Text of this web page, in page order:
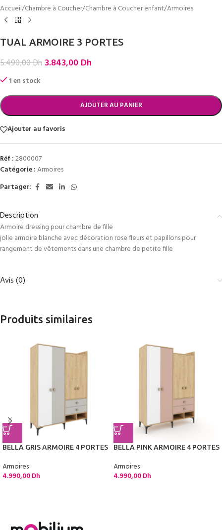
Accueil/Chambre à Coucher/Chambre à Coucher enfant/Armoires
TUAL ARMOIRE 3 PORTES
5.490,00Dh 3.843,00 Dh
1 en stock
AJOUTER AU PANIER
Ajouter au favoris
Réf :2800007
Catégorie :Armoires
Partager:
Description
Armoire dressing pour chambre de fille
jolie armoire blanche avec décoration rose fleurs et papillons pour
rangement de vêtements dans une chambre de petite fille
Avis (0)
Produits similaires
BELLA GRIS ARMOIRE 4 PORTES
Armoires
4.990,00Dh
BELLA PINK ARMOIRE 4 PORTES
Armoires
4.990,00Dh